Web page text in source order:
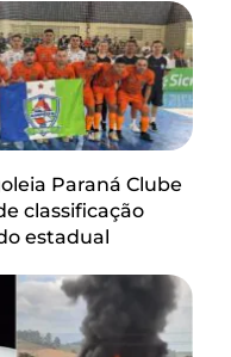
Paraná Clube
classificação
estadual